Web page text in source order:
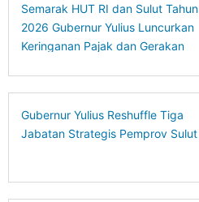
Semarak HUT RI dan Sulut Tahun
2026 Gubernur Yulius Luncurkan
Keringanan Pajak dan Gerakan
Gubernur Yulius Reshuffle Tiga
Jabatan Strategis Pemprov Sulut